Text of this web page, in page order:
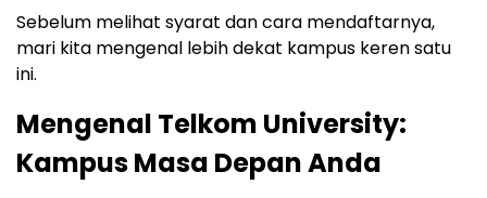
Sebelum melihat syarat dan cara mendaftarnya,
mari kita mengenal lebih dekat kampus keren satu
ini.
Mengenal Telkom University:
Kampus Masa Depan Anda